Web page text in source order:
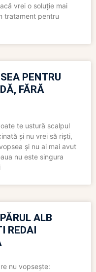
vrei o soluție mai
tratament pentru
PENTRU
FĂRĂ
te ustură scalpul
și nu vrei să riști,
și nu ai mai avut
nu este singura
ALB
REDAI
nu vopsește: